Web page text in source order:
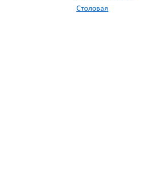
Столовая